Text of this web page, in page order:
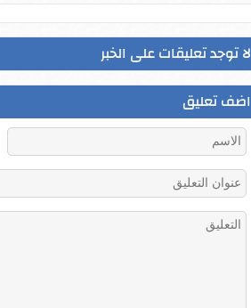
لا توجد تعليقات على الخبر
اضف تعليق